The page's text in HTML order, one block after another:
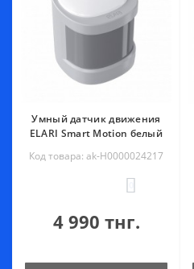
Умный датчик движения
ELARI Smart Motion белый
Код товара: ak-Н0000024217
4 990 тнг.